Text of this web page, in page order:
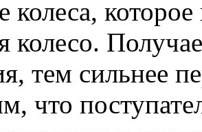
колеса, которое
колесо.
тем сильнее
что